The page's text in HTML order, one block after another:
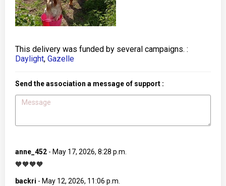
This delivery was funded by several campaigns. :
Daylight, Gazelle
Send the association a message of support :
anne_452 - May 17, 2026, 8:28 p.m.
🧡🧡🧡🧡
backri - May 12, 2026, 11:06 p.m.